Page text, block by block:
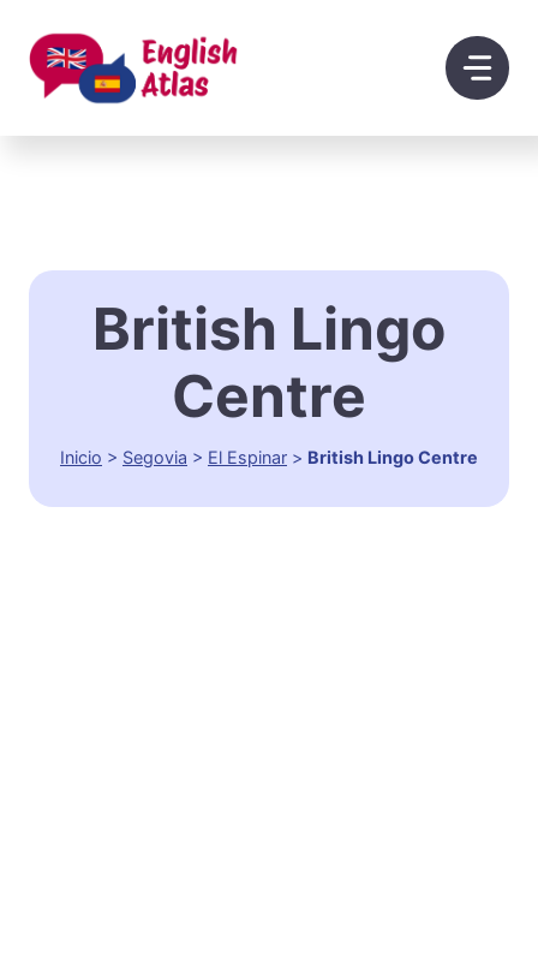
contenido
British Lingo
Centre
Inicio > Segovia > El Espinar > British Lingo Centre